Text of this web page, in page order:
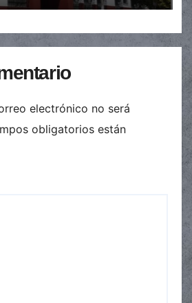
electrónico no será
obligatorios están